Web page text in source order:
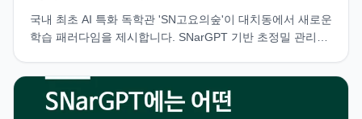
국내 최초 AI 특화 독학관 'SN고요의숲'이 대치동에서 새로운
학습 패러다임을 제시합니다. SNarGPT 기반 초정밀 관리